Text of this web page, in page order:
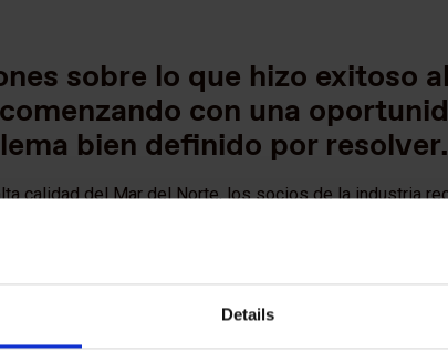
Details
sobre lo que hizo exitoso
con una
bien definido por resolver.
calidad del Mar del Norte, los socios de la industria
el Reino Unido y la Unión Europea, mientras que el
como líder global, impulsando el crecimiento,
El reto a abordar era claro y bien definido:
más competitiva que el gas. Esta claridad ayudó
interesadas en torno a un objetivo común.